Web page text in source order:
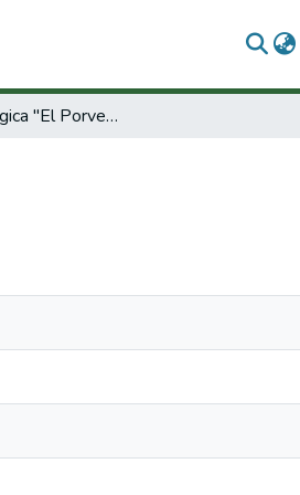
Granja ecológica "El Porvenir".